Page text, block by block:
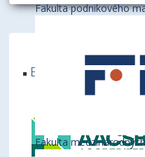
Fakulta podnikového
Fakulta
Ekonomická
týchto